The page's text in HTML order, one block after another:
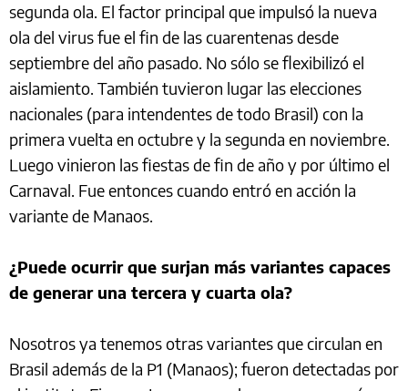
segunda ola. El factor principal que impulsó la nueva
ola del virus fue el fin de las cuarentenas desde
septiembre del año pasado. No sólo se flexibilizó el
aislamiento. También tuvieron lugar las elecciones
nacionales (para intendentes de todo Brasil) con la
primera vuelta en octubre y la segunda en noviembre.
Luego vinieron las fiestas de fin de año y por último el
Carnaval. Fue entonces cuando entró en acción la
variante de Manaos.
¿Puede ocurrir que surjan más variantes capaces
de generar una tercera y cuarta ola?
Nosotros ya tenemos otras variantes que circulan en
Brasil además de la P1 (Manaos); fueron detectadas por